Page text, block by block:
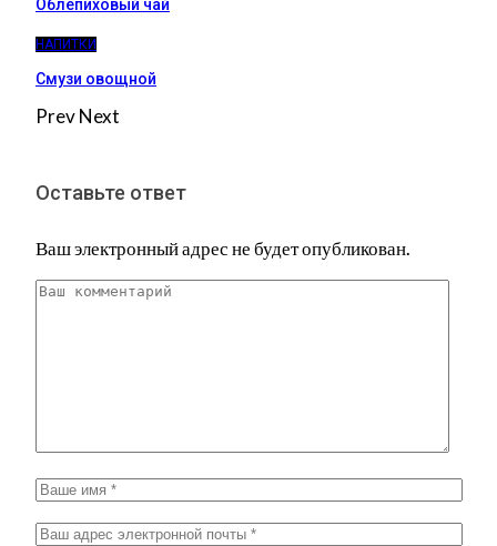
Облепиховый чай
НАПИТКИ
Смузи овощной
PrevNext
Оставьте ответ
Ваш электронный адрес не будет опубликован.